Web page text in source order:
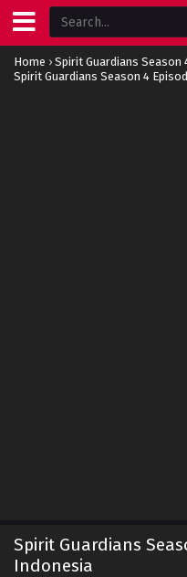
Home › Spirit Guardians Season
Spirit Guardians Season 4
Spirit Guardians
Indonesia